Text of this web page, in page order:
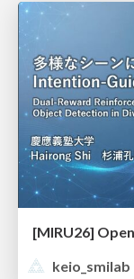
keio_smilab